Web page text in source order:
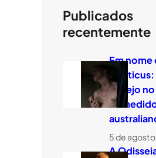
Publicados
recentemente
Em nome
desejo no
5 de
A